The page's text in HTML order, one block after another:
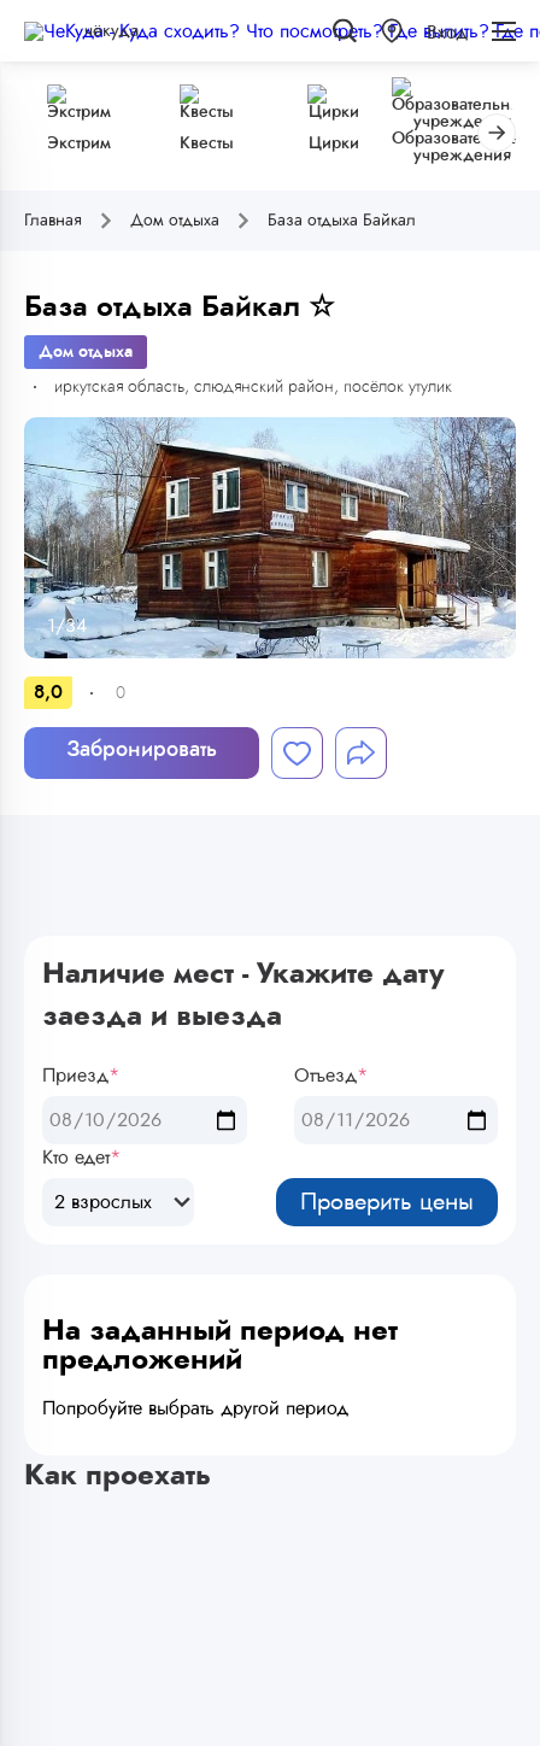
чёкуда Вход
Экстрим Квесты Цирки
Образовательные
учреждения
Главная Дом отдыха База отдыха Байкал
База отдыха Байкал ☆
Дом отдыха
иркутская область, слюдянский район, посёлок утулик
1/34
8,0 0
Забронировать
Наличие мест - Укажите дату
заезда и выезда
Приезд* Отъезд*
Кто едет*
2 взрослых Проверить цены
На заданный период нет
предложений
Попробуйте выбрать другой период
Как проехать